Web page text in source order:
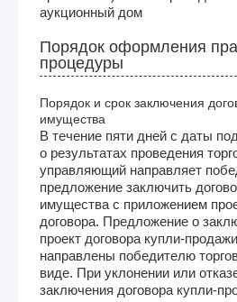
аукционный дом
Порядок оформления
процедуры
Порядок и срок заключения
имущества
В течение пяти дней с даты
о результатах проведения
управляющий направляет
предложение заключить
имущества с приложением
договора. Предложение о
проект договора купли-
направлены победителю
виде. При уклонении или
заключения договора купли-